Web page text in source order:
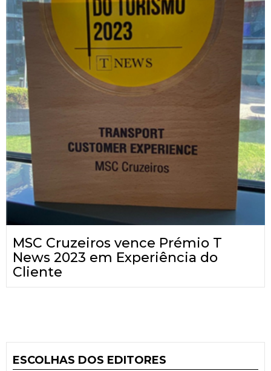
MSC Cruzeiros vence Prémio T
News 2023 em Experiência do
Cliente
ESCOLHAS DOS EDITORES